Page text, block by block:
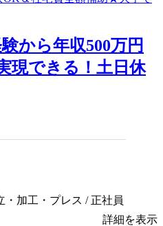
から年収500万円
現できる！土日休
・加工・プレス / 正社員
詳細を表示